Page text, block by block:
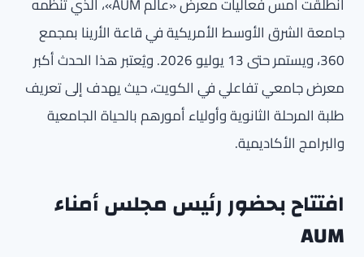
جامعة الشرق الأوسط الأمريكية في قاعة الأرينا بمجمع
360، ويستمر حتى 13 يوليو 2026. ويُعتبر هذا الحدث أكبر
معرض جامعي تفاعلي في الكويت، حيث يهدف إلى تعريف
طلبة المرحلة الثانوية وأولياء أمورهم بالحياة الجامعية
والبرامج الأكاديمية.
افتتاح بحضور رئيس مجلس أمناء
AUM